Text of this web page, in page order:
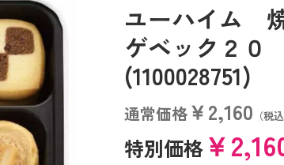
ユーハイム
ゲベック２
(1100028751)
通常価格￥2,160 （税込
特別価格￥